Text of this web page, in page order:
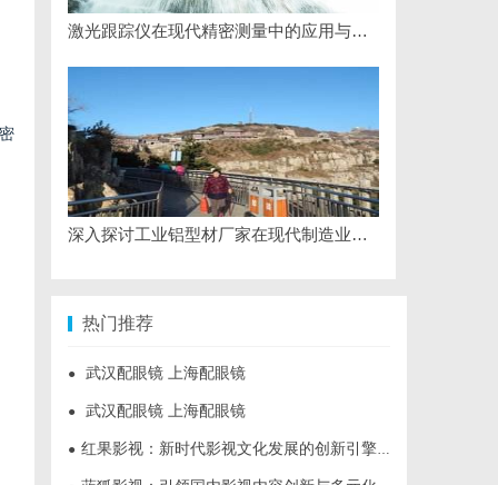
激光跟踪仪在现代精密测量中的应用与发展趋势
深入探讨工业铝型材厂家在现代制造业中的重要角色与发展趋势
热门推荐
● 武汉配眼镜 上海配眼镜
● 武汉配眼镜 上海配眼镜
● 红果影视：新时代影视文化发展的创新引擎与力量